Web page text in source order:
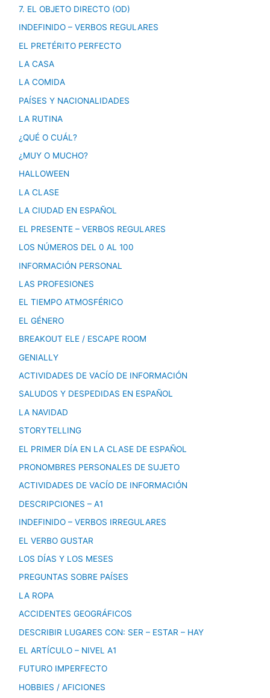
7. EL OBJETO DIRECTO (OD)
INDEFINIDO – VERBOS REGULARES
EL PRETÉRITO PERFECTO
LA CASA
LA COMIDA
PAÍSES Y NACIONALIDADES
LA RUTINA
¿QUÉ O CUÁL?
¿MUY O MUCHO?
HALLOWEEN
LA CLASE
LA CIUDAD EN ESPAÑOL
EL PRESENTE – VERBOS REGULARES
LOS NÚMEROS DEL 0 AL 100
INFORMACIÓN PERSONAL
LAS PROFESIONES
EL TIEMPO ATMOSFÉRICO
EL GÉNERO
BREAKOUT ELE / ESCAPE ROOM
GENIALLY
ACTIVIDADES DE VACÍO DE INFORMACIÓN
SALUDOS Y DESPEDIDAS EN ESPAÑOL
LA NAVIDAD
STORYTELLING
EL PRIMER DÍA EN LA CLASE DE ESPAÑOL
PRONOMBRES PERSONALES DE SUJETO
ACTIVIDADES DE VACÍO DE INFORMACIÓN
DESCRIPCIONES – A1
INDEFINIDO – VERBOS IRREGULARES
EL VERBO GUSTAR
LOS DÍAS Y LOS MESES
PREGUNTAS SOBRE PAÍSES
LA ROPA
ACCIDENTES GEOGRÁFICOS
DESCRIBIR LUGARES CON: SER – ESTAR – HAY
EL ARTÍCULO – NIVEL A1
FUTURO IMPERFECTO
HOBBIES / AFICIONES